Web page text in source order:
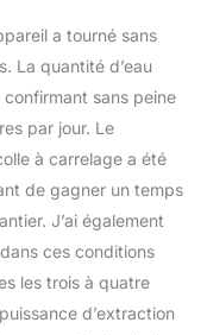
a tourné sans
La quantité d’eau
sans peine
par jour. Le
à carrelage a été
de gagner un temps
J’ai également
ces conditions
les trois à quatre
d’extraction